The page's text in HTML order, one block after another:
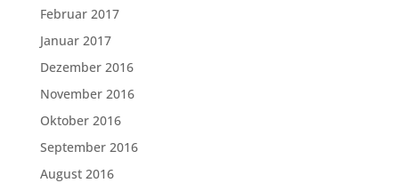
Februar 2017
Januar 2017
Dezember 2016
November 2016
Oktober 2016
September 2016
August 2016